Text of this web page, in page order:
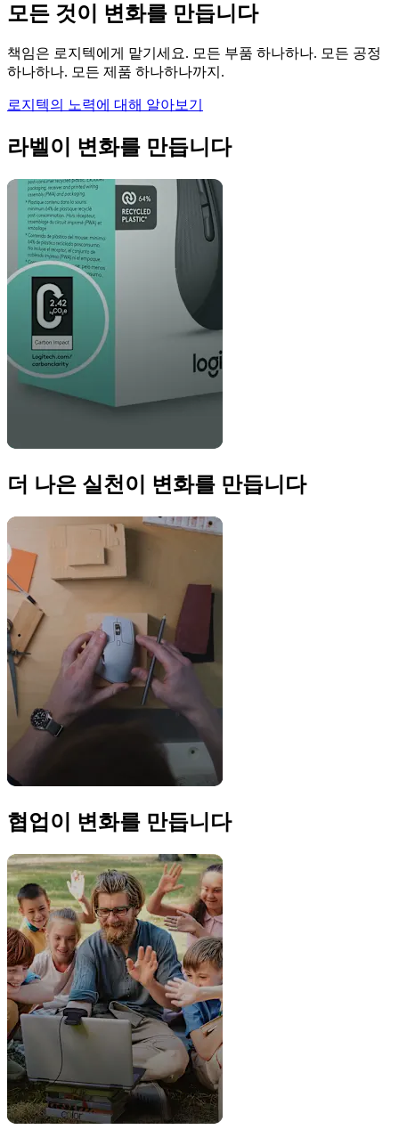
모든 것이 변화를 만듭니다
책임은 로지텍에게 맡기세요. 모든 부품 하나하나. 모든 공정
하나하나. 모든 제품 하나하나까지.
로지텍의 노력에 대해 알아보기
라벨이 변화를 만듭니다
더 나은 실천이 변화를 만듭니다
협업이 변화를 만듭니다